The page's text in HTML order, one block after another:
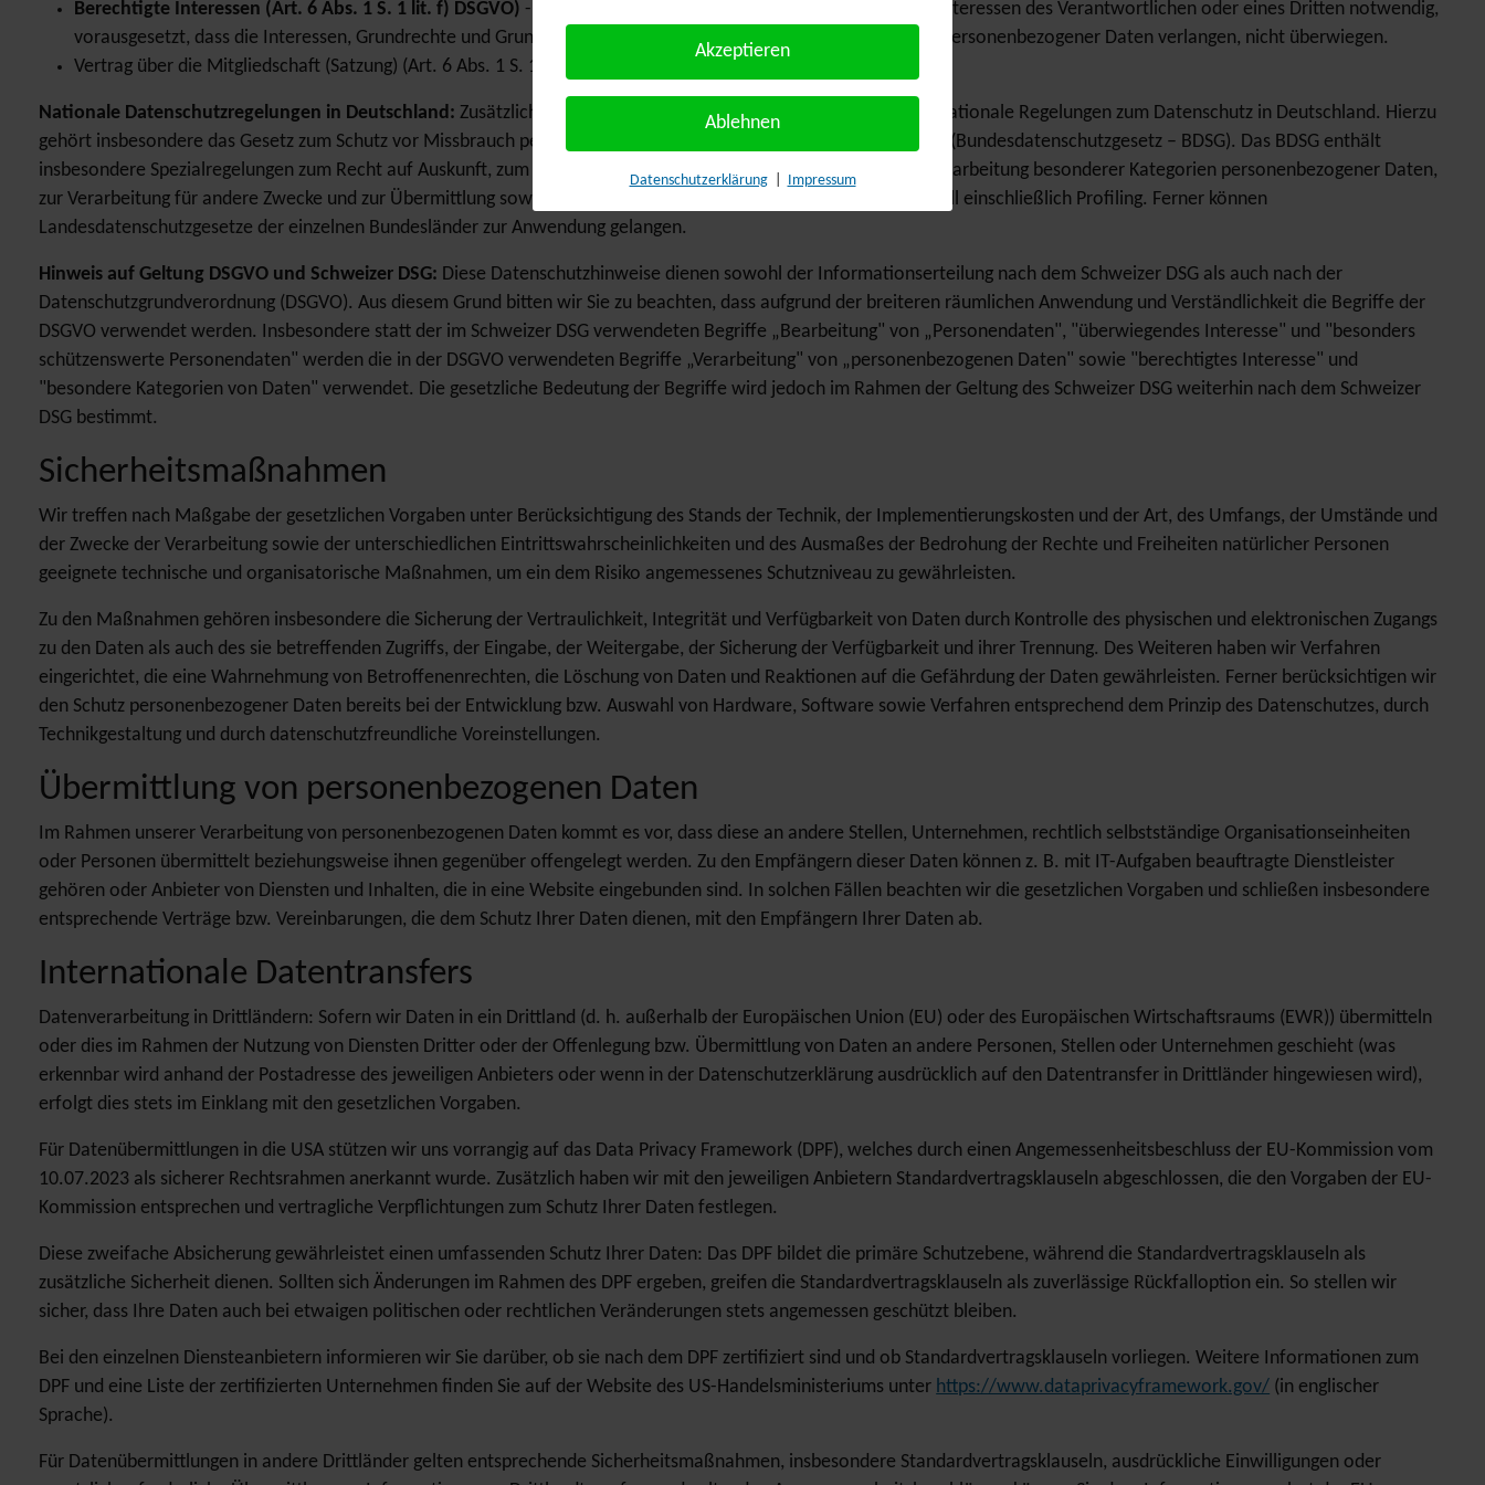
Berechtigte Interessen (Art. 6 Abs. 1 S. 1 lit. f) DSGVO) - die Verarbeitung ist zur Wahrung der berechtigten Interessen des Verantwortlichen oder eines Dritten notwendig,
vorausgesetzt, dass die Interessen, Grundrechte und Grundfreiheiten der betroffenen Person, die den Schutz personenbezogener Daten verlangen, nicht überwiegen.
Vertrag über die Mitgliedschaft (Satzung) (Art. 6 Abs. 1 S. 1 lit. b) DSGVO).
Nationale Datenschutzregelungen in Deutschland:Zusätzlich zu den Datenschutzregelungen der DSGVO gelten nationale Regelungen zum Datenschutz in Deutschland. Hierzu
gehört insbesondere das Gesetz zum Schutz vor Missbrauch personenbezogener Daten bei der Datenverarbeitung (Bundesdatenschutzgesetz – BDSG). Das BDSG enthält
insbesondere Spezialregelungen zum Recht auf Auskunft, zum Recht auf Löschung, zum Widerspruchsrecht, zur Verarbeitung besonderer Kategorien personenbezogener Daten,
zur Verarbeitung für andere Zwecke und zur Übermittlung sowie automatisierten Entscheidungsfindung im Einzelfall einschließlich Profiling. Ferner können
Landesdatenschutzgesetze der einzelnen Bundesländer zur Anwendung gelangen.
Hinweis auf Geltung DSGVO und Schweizer DSG: Diese Datenschutzhinweise dienen sowohl der Informationserteilung nach dem Schweizer DSG als auch nach der
Datenschutzgrundverordnung (DSGVO). Aus diesem Grund bitten wir Sie zu beachten, dass aufgrund der breiteren räumlichen Anwendung und Verständlichkeit die Begriffe der
DSGVO verwendet werden. Insbesondere statt der im Schweizer DSG verwendeten Begriffe „Bearbeitung" von „Personendaten", "überwiegendes Interesse" und "besonders
schützenswerte Personendaten" werden die in der DSGVO verwendeten Begriffe „Verarbeitung" von „personenbezogenen Daten" sowie "berechtigtes Interesse" und
"besondere Kategorien von Daten" verwendet. Die gesetzliche Bedeutung der Begriffe wird jedoch im Rahmen der Geltung des Schweizer DSG weiterhin nach dem Schweizer
DSG bestimmt.
Sicherheitsmaßnahmen
Wir treffen nach Maßgabe der gesetzlichen Vorgaben unter Berücksichtigung des Stands der Technik, der Implementierungskosten und der Art, des Umfangs, der Umstände und
der Zwecke der Verarbeitung sowie der unterschiedlichen Eintrittswahrscheinlichkeiten und des Ausmaßes der Bedrohung der Rechte und Freiheiten natürlicher Personen
geeignete technische und organisatorische Maßnahmen, um ein dem Risiko angemessenes Schutzniveau zu gewährleisten.
Zu den Maßnahmen gehören insbesondere die Sicherung der Vertraulichkeit, Integrität und Verfügbarkeit von Daten durch Kontrolle des physischen und elektronischen Zugangs
zu den Daten als auch des sie betreffenden Zugriffs, der Eingabe, der Weitergabe, der Sicherung der Verfügbarkeit und ihrer Trennung. Des Weiteren haben wir Verfahren
eingerichtet, die eine Wahrnehmung von Betroffenenrechten, die Löschung von Daten und Reaktionen auf die Gefährdung der Daten gewährleisten. Ferner berücksichtigen wir
den Schutz personenbezogener Daten bereits bei der Entwicklung bzw. Auswahl von Hardware, Software sowie Verfahren entsprechend dem Prinzip des Datenschutzes, durch
Technikgestaltung und durch datenschutzfreundliche Voreinstellungen.
Übermittlung von personenbezogenen Daten
Im Rahmen unserer Verarbeitung von personenbezogenen Daten kommt es vor, dass diese an andere Stellen, Unternehmen, rechtlich selbstständige Organisationseinheiten
oder Personen übermittelt beziehungsweise ihnen gegenüber offengelegt werden. Zu den Empfängern dieser Daten können z. B. mit IT-Aufgaben beauftragte Dienstleister
gehören oder Anbieter von Diensten und Inhalten, die in eine Website eingebunden sind. In solchen Fällen beachten wir die gesetzlichen Vorgaben und schließen insbesondere
entsprechende Verträge bzw. Vereinbarungen, die dem Schutz Ihrer Daten dienen, mit den Empfängern Ihrer Daten ab.
Internationale Datentransfers
Datenverarbeitung in Drittländern: Sofern wir Daten in ein Drittland (d. h. außerhalb der Europäischen Union (EU) oder des Europäischen Wirtschaftsraums (EWR)) übermitteln
oder dies im Rahmen der Nutzung von Diensten Dritter oder der Offenlegung bzw. Übermittlung von Daten an andere Personen, Stellen oder Unternehmen geschieht (was
erkennbar wird anhand der Postadresse des jeweiligen Anbieters oder wenn in der Datenschutzerklärung ausdrücklich auf den Datentransfer in Drittländer hingewiesen wird),
erfolgt dies stets im Einklang mit den gesetzlichen Vorgaben.
Für Datenübermittlungen in die USA stützen wir uns vorrangig auf das Data Privacy Framework (DPF), welches durch einen Angemessenheitsbeschluss der EU-Kommission vom
10.07.2023 als sicherer Rechtsrahmen anerkannt wurde. Zusätzlich haben wir mit den jeweiligen Anbietern Standardvertragsklauseln abgeschlossen, die den Vorgaben der EU-
Kommission entsprechen und vertragliche Verpflichtungen zum Schutz Ihrer Daten festlegen.
Diese zweifache Absicherung gewährleistet einen umfassenden Schutz Ihrer Daten: Das DPF bildet die primäre Schutzebene, während die Standardvertragsklauseln als
zusätzliche Sicherheit dienen. Sollten sich Änderungen im Rahmen des DPF ergeben, greifen die Standardvertragsklauseln als zuverlässige Rückfalloption ein. So stellen wir
sicher, dass Ihre Daten auch bei etwaigen politischen oder rechtlichen Veränderungen stets angemessen geschützt bleiben.
Bei den einzelnen Diensteanbietern informieren wir Sie darüber, ob sie nach dem DPF zertifiziert sind und ob Standardvertragsklauseln vorliegen. Weitere Informationen zum
DPF und eine Liste der zertifizierten Unternehmen finden Sie auf der Website des US-Handelsministeriums unter https://www.dataprivacyframework.gov/ (in englischer
Sprache).
Für Datenübermittlungen in andere Drittländer gelten entsprechende Sicherheitsmaßnahmen, insbesondere Standardvertragsklauseln, ausdrückliche Einwilligungen oder
Akzeptieren
Ablehnen
Datenschutzerklärung Impressum